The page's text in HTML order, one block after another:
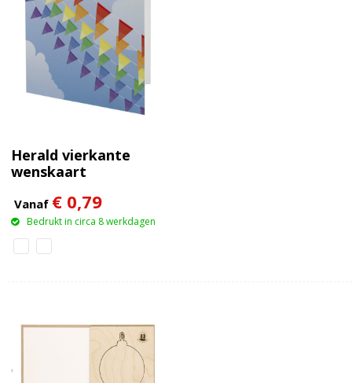
Herald vierkante
wenskaart
Vanaf € 0,79
Bedrukt in circa 8 werkdagen